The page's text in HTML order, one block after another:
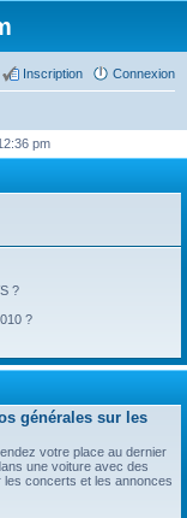
Connexion
Inscription
pm
?
?
générales sur les
votre place au dernier
une voiture avec des
concerts et les annonces